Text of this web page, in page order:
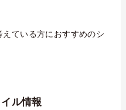
ている方におすすめのシ
ル情報